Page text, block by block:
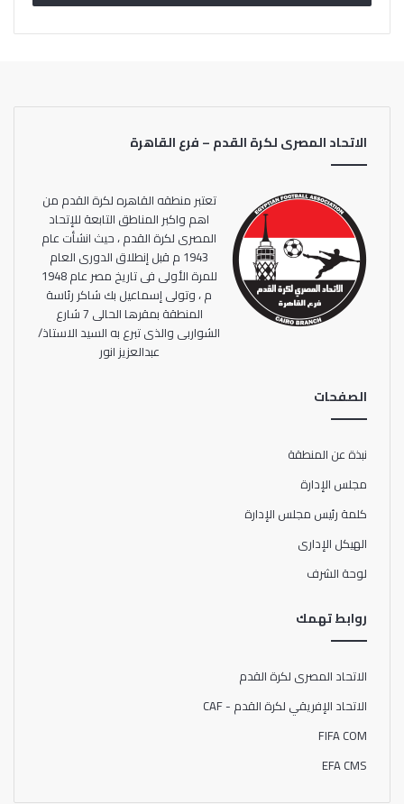
الاتحاد المصرى لكرة القدم – فرع القاهرة
تعتبر منطقه القاهره لكرة القدم من
اهم واكبر المناطق التابعة للإتحاد
المصرى لكرة القدم ، حيث انشأت عام
1943 م قبل إنطلاق الدورى العام
للمرة الأولى فى تاريخ مصر عام 1948
م ، وتولى إسماعيل بك شاكر رئاسة
المنطقة بمقرها الحالى 7 شارع
الشواربى والذى تبرع به السيد الاستاذ/
عبدالعزيز انور
الصفحات
نبذة عن المنطقة
مجلس الإدارة
كلمة رئيس مجلس الإدارة
الهيكل الإدارى
لوحة الشرف
روابط تهمك
الاتحاد المصرى لكرة القدم
الاتحاد الإفريقي لكرة القدم - CAF
FIFA COM
EFA CMS